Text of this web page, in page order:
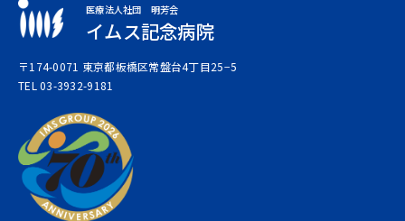
医療法人社団 明芳会
イムス記念病院
〒174-0071 東京都板橋区常盤台4丁目25−5
TEL 03-3932-9181